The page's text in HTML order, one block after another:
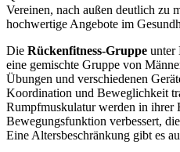
Vereinen, nach außen deutlich zu
hochwertige Angebote im
Die Rückenfitness-Gruppe unter
eine gemischte Gruppe von
Übungen und verschiedenen
Koordination und Beweglichkeit
Rumpfmuskulatur werden in ihrer
Bewegungsfunktion verbessert,
Eine Altersbeschränkung gibt es